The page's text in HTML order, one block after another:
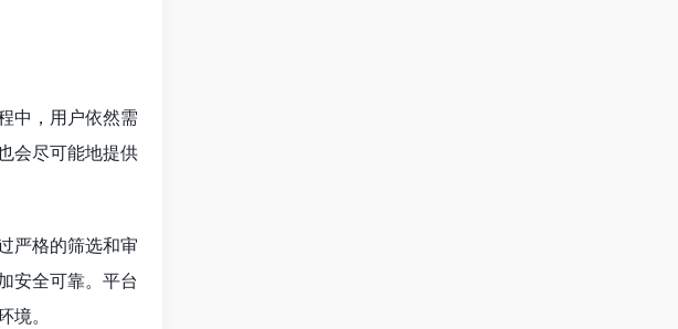
中，用户依然需
会尽可能地提供
严格的筛选和审
安全可靠。平台
。